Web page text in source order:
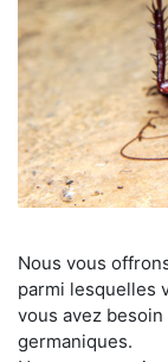
Nous vous
parmi lesquelles
vous avez
germaniques.